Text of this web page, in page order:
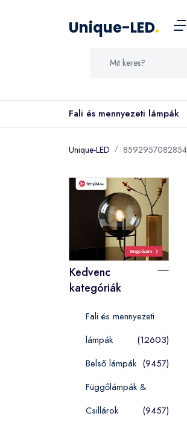
Unique-LED.
Fali és mennyezeti lámpák
Unique-LED 8592957082854
Kedvenc
kategóriák
Fali és mennyezeti
lámpák
(12603)
Belső lámpák (9457)
Függőlámpák &
Csillárok
(9457)